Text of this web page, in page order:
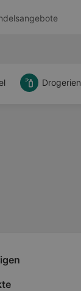
Drogerien